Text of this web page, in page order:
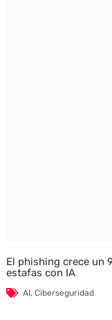
El phishing crece un
estafas con IA
AI, Ciberseguridad